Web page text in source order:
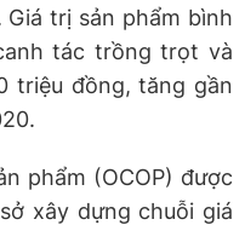
trị sản phẩm bình
tác trồng trọt và
triệu đồng, tăng gần
phẩm (OCOP) được
xây dựng chuỗi giá